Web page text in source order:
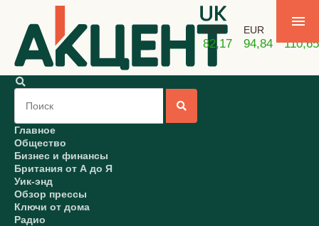
USD
82,17
EUR
94,84 110,65
Главное
Общество
Бизнес и финансы
Британия от А до Я
Уик-энд
Обзор прессы
Ключи от дома
Радио